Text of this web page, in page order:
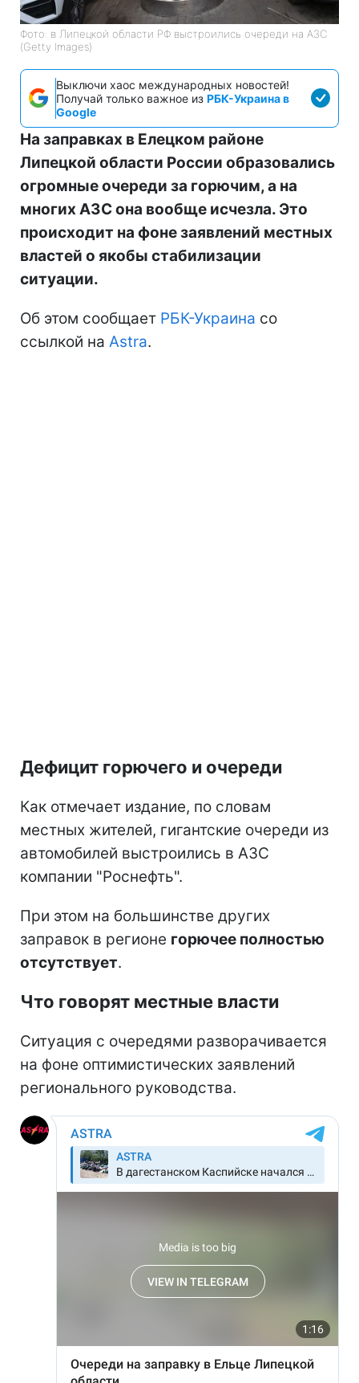
Фото: в Липецкой области РФ выстроились очереди на АЗС
(Getty Images)
Выключи хаос международных новостей!
Получай только важное из РБК-Украина в
Google
На заправках в Елецком районе
Липецкой области России образовались
огромные очереди за горючим, а на
многих АЗС она вообще исчезла. Это
происходит на фоне заявлений местных
властей о якобы стабилизации
ситуации.
Об этом сообщает РБК-Украина со
ссылкой на Astra.
Дефицит горючего и очереди
Как отмечает издание, по словам
местных жителей, гигантские очереди из
автомобилей выстроились в АЗС
компании "Роснефть".
При этом на большинстве других
заправок в регионе горючее полностью
отсутствует.
Что говорят местные власти
Ситуация с очередями разворачивается
на фоне оптимистических заявлений
регионального руководства.